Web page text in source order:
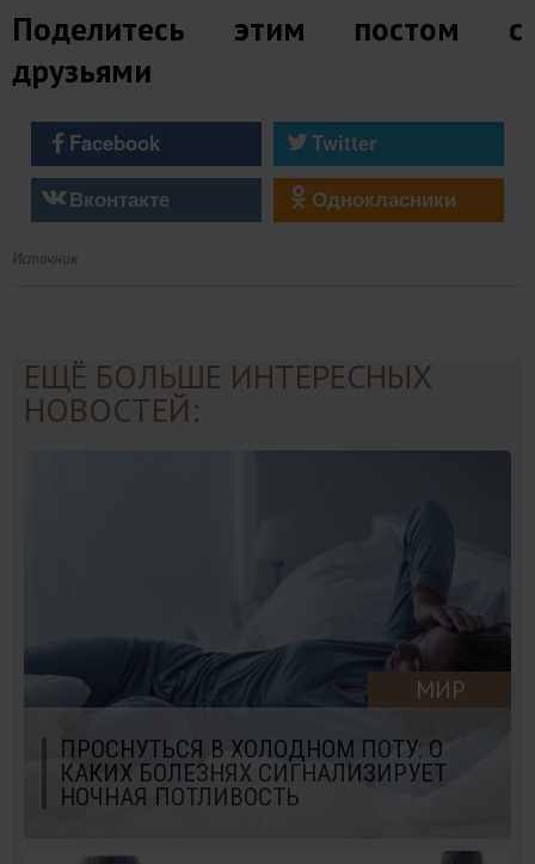
Поделитесь этим постом с
друзьями
Facebook
Twitter
Вконтакте
Однокласники
Источник
ЕЩЁ БОЛЬШЕ ИНТЕРЕСНЫХ
НОВОСТЕЙ:
МИР
ПРОСНУТЬСЯ В ХОЛОДНОМ ПОТУ: О
КАКИХ БОЛЕЗНЯХ СИГНАЛИЗИРУЕТ
НОЧНАЯ ПОТЛИВОСТЬ